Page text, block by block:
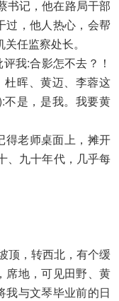
书记，他在路局干部
过，他人热心，会帮
任监察处长。
我:合影怎不去？！
晖、黄迈、李蓉这
是，是我。我要黄
老师桌面上，摊开
、九十年代，几乎每
顶，转西北，有个缓
席地，可见田野、黄
我与文琴毕业前的日